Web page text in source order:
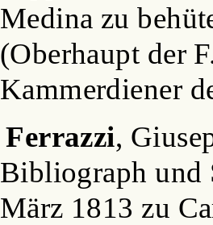
Medina zu
(Oberhaupt der
Kammerdiener
Ferrazzi,
Bibliograph und
März 1813 zu